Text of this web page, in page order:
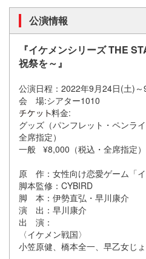
公演情報
『イケメンシリーズ THE
祝祭を～』
公演日程：2022年9月24日(土)
会 場:シアター1010
料金:
グッズ（パンフレット・ペンラ
全席指定）
一般 ¥8,000（税込・全席指定）
原 作：女性向け恋愛ゲーム「イ
脚本監修：CYBIRD
脚 本：伊勢直弘・早川康介
演 出：早川康介
出 演：
〈イケメン戦国〉
小笠原健、橋本全一、早乙女じ